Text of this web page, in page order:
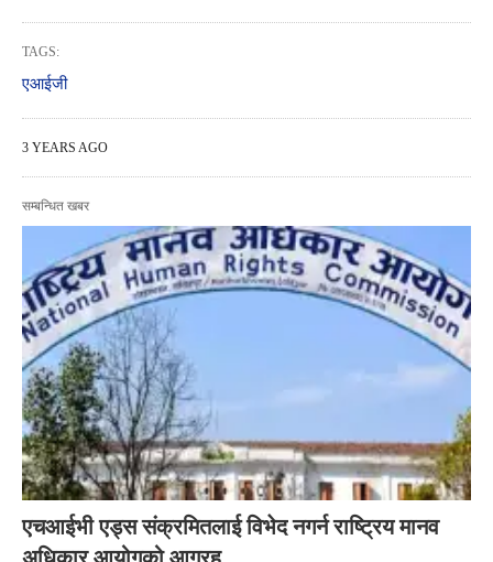
TAGS:
एआईजी
3 YEARS AGO
सम्बन्धित खबर
एचआईभी एड्स संक्रमितलाई विभेद नगर्न राष्ट्रिय मानव